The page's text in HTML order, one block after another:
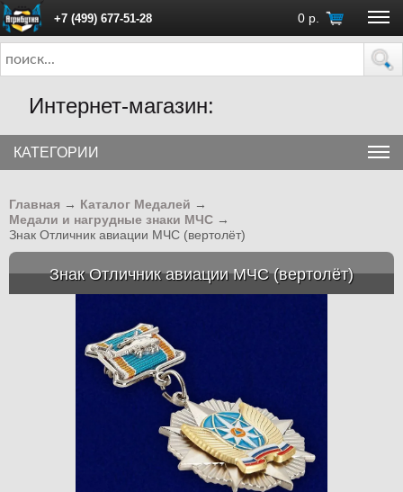
+7 (499) 677-51-28 0 р.
ПН - ПТ с 10:00 до 18:00 (Москва)
Интернет-магазин:
КАТЕГОРИИ
Главная → Каталог Медалей →
Медали и нагрудные знаки МЧС →
Знак Отличник авиации МЧС (вертолёт)
Знак Отличник авиации МЧС (вертолёт)